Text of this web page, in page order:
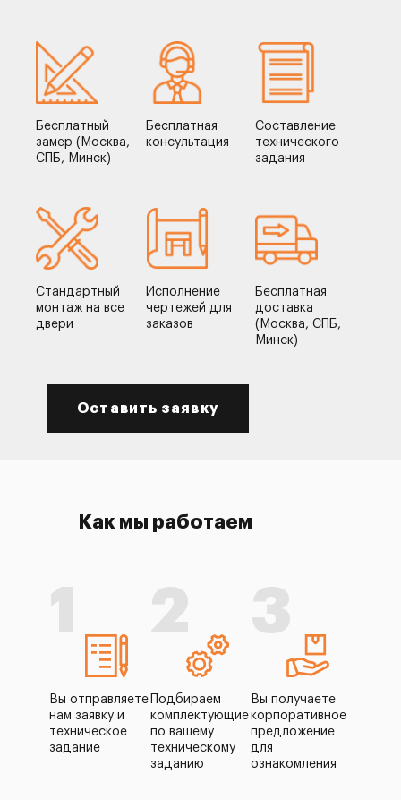
Бесплатный
замер (Москва,
СПБ, Минск)
Бесплатная
консультация
Составление
технического
задания
Стандартный
монтаж на все
двери
Исполнение
чертежей для
заказов
Бесплатная
доставка
(Москва, СПБ,
Минск)
Оставить заявку
Как мы работаем
1
Вы отправляете
нам заявку и
техническое
задание
2
Подбираем
комплектующие
по вашему
техническому
заданию
3
Вы получаете
корпоративное
предложение
для
ознакомления